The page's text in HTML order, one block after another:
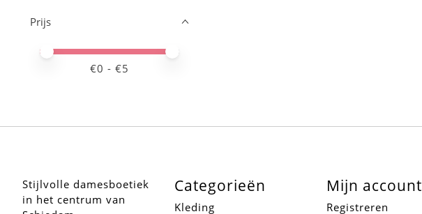
Prijs
Minimale prijswaarde
Price maximum value
€0 - €5
Stijlvolle damesboetiek
in het centrum van
Categorieën
Kleding
Mijn account
Registreren